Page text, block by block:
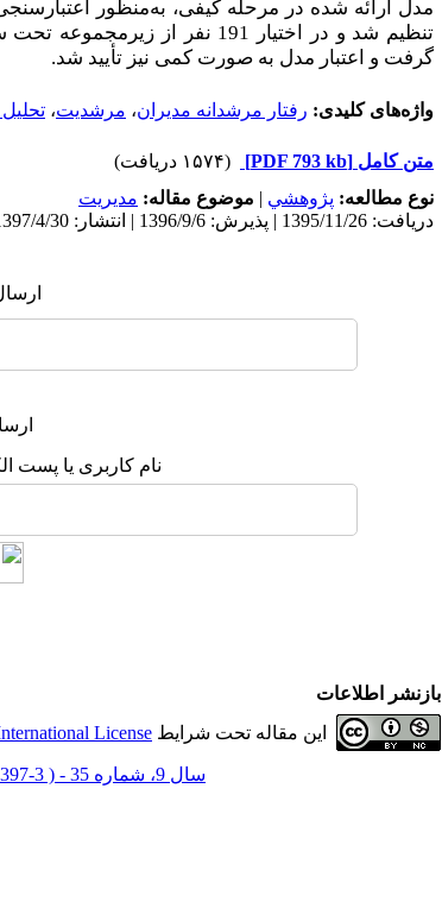
تنظیم شد و در اختیار 191
گرفت و اعتبار مدل به صورت کمی نیز ‌تأیید شد.
واژه‌های کلیدی: رفتار مرشدانه مدیران، مرشدیت،
متن کامل [PDF 793 kb]
(۱۵۷۴ دریافت)
نوع مطالعه: پژوهشي | موضوع مقاله: مديريت
دریافت: 1395/11/26 | پذیرش: 1396/9/6 | انتشار: 1397/4/30
نام کاربری یا پست
بازنشر اطلاعات
این مقاله تحت شرایط License
سال 9، شماره 35 - ( 3-1397 )